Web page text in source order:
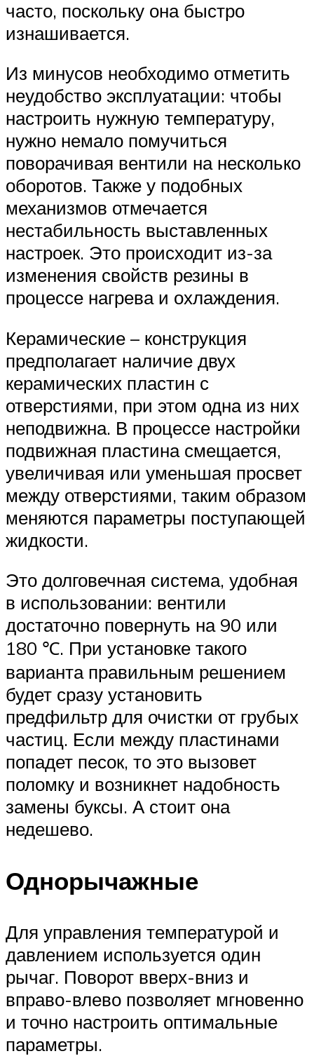
часто, поскольку она быстро
изнашивается.
Из минусов необходимо отметить
неудобство эксплуатации: чтобы
настроить нужную температуру,
нужно немало помучиться
поворачивая вентили на несколько
оборотов. Также у подобных
механизмов отмечается
нестабильность выставленных
настроек. Это происходит из-за
изменения свойств резины в
процессе нагрева и охлаждения.
Керамические – конструкция
предполагает наличие двух
керамических пластин с
отверстиями, при этом одна из них
неподвижна. В процессе настройки
подвижная пластина смещается,
увеличивая или уменьшая просвет
между отверстиями, таким образом
меняются параметры поступающей
жидкости.
Это долговечная система, удобная
в использовании: вентили
достаточно повернуть на 90 или
180 ℃. При установке такого
варианта правильным решением
будет сразу установить
предфильтр для очистки от грубых
частиц. Если между пластинами
попадет песок, то это вызовет
поломку и возникнет надобность
замены буксы. А стоит она
недешево.
Однорычажные
Для управления температурой и
давлением используется один
рычаг. Поворот вверх-вниз и
вправо-влево позволяет мгновенно
и точно настроить оптимальные
параметры.